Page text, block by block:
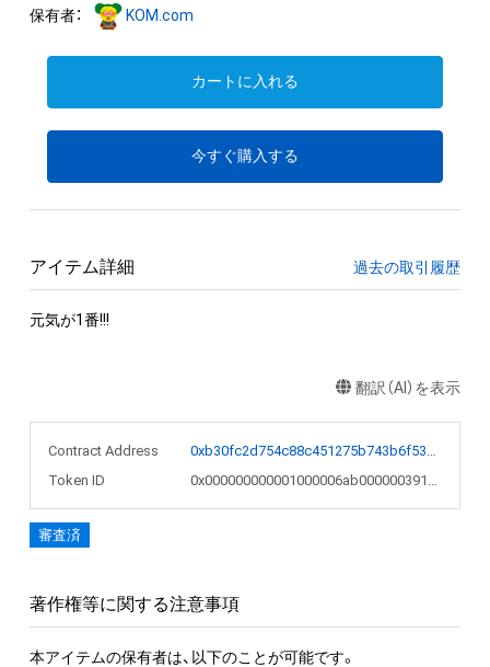
保有者： KOM.com
カートに入れる
今すぐ購入する
アイテム詳細 過去の取引履歴
元気が1番!!!
翻訳（AI）を表示
Contract Address
Token ID
審査済
著作権等に関する注意事項
本アイテムの保有者は、以下のことが可能です。